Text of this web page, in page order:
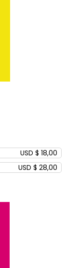
USD $ 18,00
USD $ 28,00